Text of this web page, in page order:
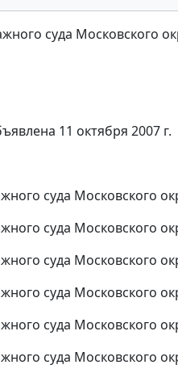
суда Московского
11 октября 2007 г.
суда Московского
суда Московского
суда Московского
суда Московского
суда Московского
суда Московского